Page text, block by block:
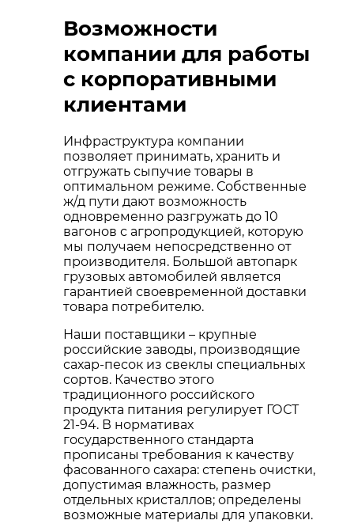
Возможности
компании для работы
с корпоративными
клиентами
Инфраструктура компании
позволяет принимать, хранить и
отгружать сыпучие товары в
оптимальном режиме. Собственные
ж/д пути дают возможность
одновременно разгружать до 10
вагонов с агропродукцией, которую
мы получаем непосредственно от
производителя. Большой автопарк
грузовых автомобилей является
гарантией своевременной доставки
товара потребителю.
Наши поставщики – крупные
российские заводы, производящие
сахар-песок из свеклы специальных
сортов. Качество этого
традиционного российского
продукта питания регулирует ГОСТ
21-94. В нормативах
государственного стандарта
прописаны требования к качеству
фасованного сахара: степень очистки,
допустимая влажность, размер
отдельных кристаллов; определены
возможные материалы для упаковки.